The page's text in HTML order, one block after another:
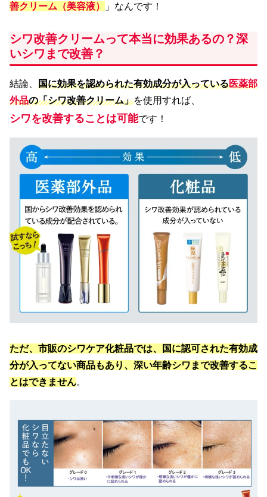
善クリーム（美容液）
」なんです！
シワ改善クリームって本当に効果あるの？深
いシワまで改善？
結論、 国に効果を認められた有効成分が入っている医薬部
外品の「シワ改善クリーム」を使用すれば、
シワを改善することは可能です！
ただ、市販のシワケア化粧品では、国に認可された有効成
分が入ってない商品もあり、深い年齢シワまで改善するこ
とはできません。